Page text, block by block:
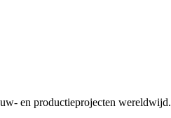
en productieprojecten wereldwijd.